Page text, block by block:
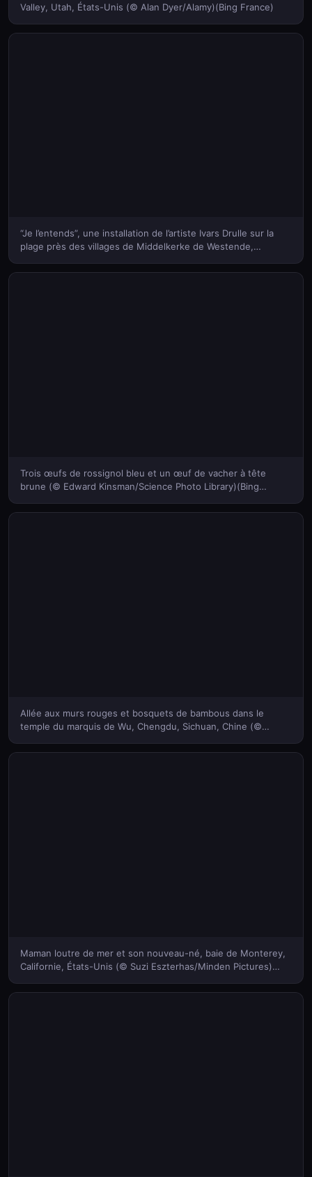
Valley, Utah, États-Unis (© Alan Dyer/Alamy)(Bing France)
“Je l’entends”, une installation de l’artiste Ivars Drulle sur la
plage près des villages de Middelkerke de Westende,
Trois œufs de rossignol bleu et un œuf de vacher à tête
brune (© Edward Kinsman/Science Photo Library)(Bing
Allée aux murs rouges et bosquets de bambous dans le
temple du marquis de Wu, Chengdu, Sichuan, Chine (©
Maman loutre de mer et son nouveau-né, baie de Monterey,
Californie, États-Unis (© Suzi Eszterhas/Minden Pictures)